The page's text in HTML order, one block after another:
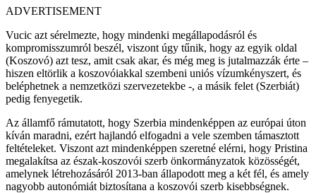
ADVERTISEMENT
Vucic azt sérelmezte, hogy mindenki megállapodásról és
kompromisszumról beszél, viszont úgy tűnik, hogy az egyik oldal
(Koszovó) azt tesz, amit csak akar, és még meg is jutalmazzák érte –
hiszen eltörlik a koszovóiakkal szembeni uniós vízumkényszert, és
beléphetnek a nemzetközi szervezetekbe -, a másik felet (Szerbiát)
pedig fenyegetik.
Az államfő rámutatott, hogy Szerbia mindenképpen az európai úton
kíván maradni, ezért hajlandó elfogadni a vele szemben támasztott
feltételeket. Viszont azt mindenképpen szeretné elérni, hogy Pristina
megalakítsa az észak-koszovói szerb önkormányzatok közösségét,
amelynek létrehozásáról 2013-ban állapodott meg a két fél, és amely
nagyobb autonómiát biztosítana a koszovói szerb kisebbségnek.